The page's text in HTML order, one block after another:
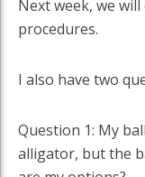
Next week, we
procedures.
I also have two
Question 1: My
alligator, but the